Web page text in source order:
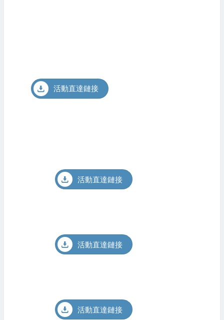
活動直達鏈接
活動直達鏈接
活動直達鏈接
活動直達鏈接